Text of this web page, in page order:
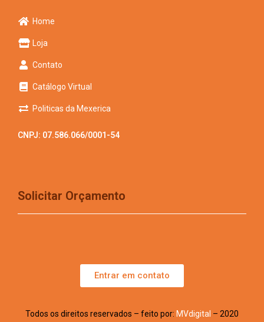
Home
Loja
Contato
Catálogo Virtual
Politicas da Mexerica
CNPJ: 07.586.066/0001-54
Solicitar Orçamento
Entrar em contato
Todos os direitos reservados – feito por: MVdigital – 2020